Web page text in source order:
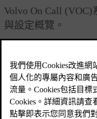
Volvo On Call
與設定概覽。
功能表，在其中就可看到
經銷商資訊
SOS
On Call